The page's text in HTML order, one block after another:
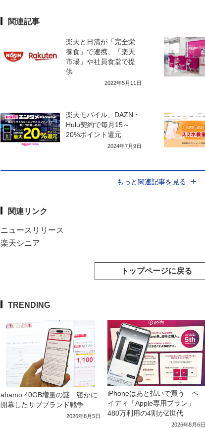
関連記事
楽天と日清が「完全栄
養食」で連携、「楽天
市場」や社員食堂で提
供
2022年5月11日
楽天モバイル、DAZN・
Hulu契約で毎月15～
20%ポイント還元
2024年7月9日
もっと関連記事を見る
関連リンク
ニュースリリース
楽天シニア
トップページに戻る
TRENDING
ahamo 40GB増量の謎 密かに
開幕したサブブランド戦争
2026年8月5日
iPhoneはあと払いで買う ペ
イディ「Apple専用プラン」
480万利用の4割がZ世代
2026年8月6日